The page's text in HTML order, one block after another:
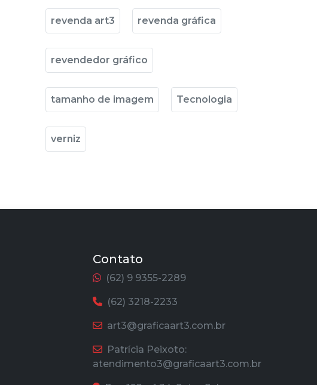
revenda art3 revenda gráfica
revendedor gráfico
tamanho de imagem Tecnologia
verniz
Contato
(62) 9 9355-2289
(62) 3218-2233
art3@graficaart3.com.br
Patrícia Peixoto:
atendimento3@graficaart3.com.br